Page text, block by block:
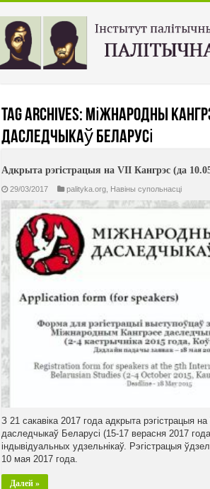
Tag Archives: Міжнародны
даследчыкаў Беларусі
Адкрыта рэгістрацыя на VII Кангрэс (да
29/03/2017 palityka.org Навiны супольнасцi
З 21 сакавіка 2017 года адкрыта рэгістрацыя
даследчыкаў Беларусі (15-17 верасня 2017
індывідуальных удзельнікаў. Рэгістрацыя
10 мая 2017 года.
Далей »